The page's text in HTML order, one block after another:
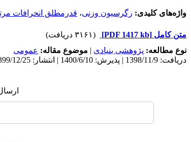
واژه‌های کلیدی: رگرسیون وزنی، قدرمطلق انحرافات
متن کامل [PDF 1417 kb]
(۳۱۶۱ دریافت)
نوع مطالعه: پژوهشی بنیادی | موضوع مقاله: عمومى
دریافت: 1398/11/9 | پذیرش: 1400/6/10 | انتشار: 1399/12/25